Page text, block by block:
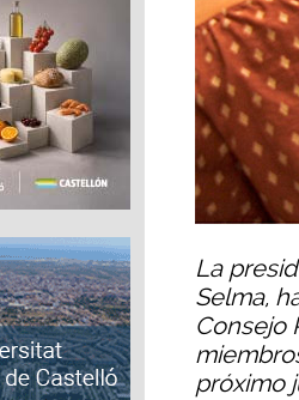
La
Selma,
Consejo
próximo